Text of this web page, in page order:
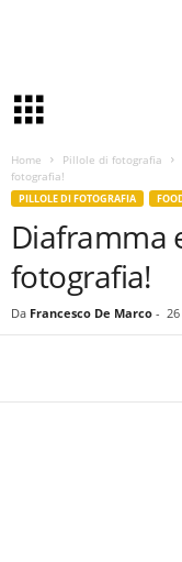
Home Pillole di fotografia
fotografia!
PILLOLE DI FOTOGRAFIA
Diaframma
fotografia!
Da Francesco De Marco -